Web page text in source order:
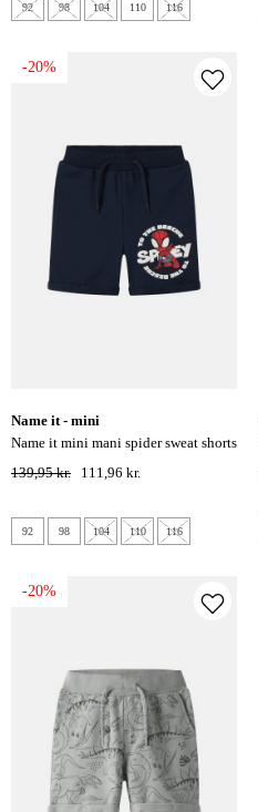
92 98 104 110 116
-20%
name it - mini
name it mini mani spider sweat shorts
- navy blazer
139,95 kr. 111,96 kr.
92 98 104 110 116
-20%